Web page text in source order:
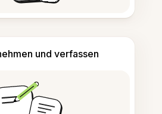
und verfassen